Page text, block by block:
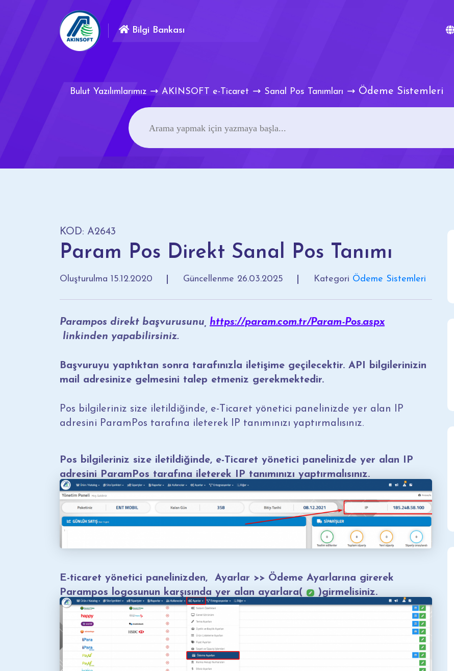
Bilgi Bankası
Bulut Yazılımlarımız AKINSOFT e-Ticaret Sanal Pos Tanımları Ödeme Sistemleri
KOD: A2643
Param Pos Direkt Sanal Pos Tanımı
Oluşturulma 15.12.2020 Güncellenme 26.03.2025 Kategori Ödeme Sistemleri
Parampos direkt başvurusunu, https://param.com.tr/Param-Pos.aspx
linkinden yapabilirsiniz.
Başvuruyu yaptıktan sonra tarafınızla iletişime geçilecektir. API bilgilerinizin
mail adresinize gelmesini talep etmeniz gerekmektedir.
Pos bilgileriniz size iletildiğinde, e-Ticaret yönetici panelinizde yer alan IP
adresini ParamPos tarafına ileterek IP tanımınızı yaptırmalısınız.
Pos bilgileriniz size iletildiğinde, e-Ticaret yönetici panelinizde yer alan IP
adresini ParamPos tarafına ileterek IP tanımınızı yaptırmalısınız.
E-ticaret yönetici panelinizden, Ayarlar >> Ödeme Ayarlarına girerek
Parampos logosunun karşısında yer alan ayarlara(
)girmelisiniz.